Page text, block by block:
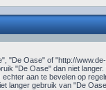
"De Oase" of "http://
"De Oase" dan niet
aan te bevelen op
langer gebruik van "De